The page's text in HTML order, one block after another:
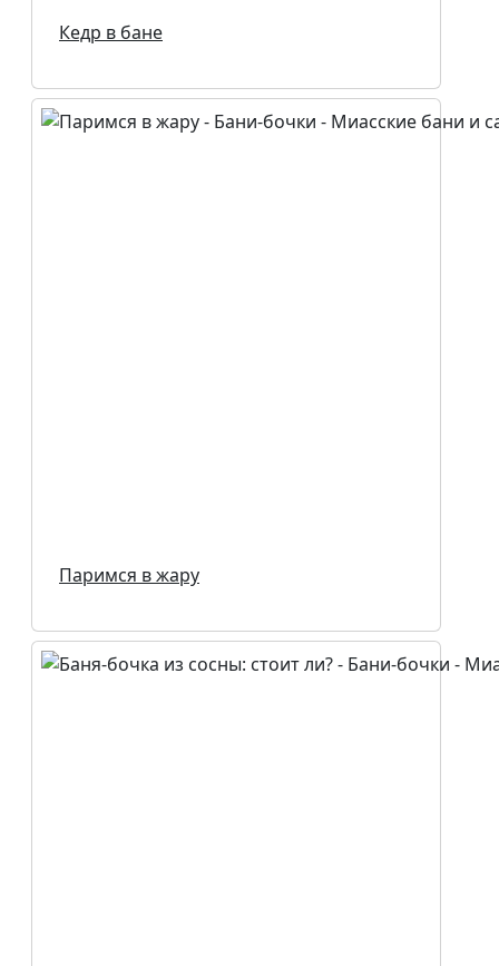
Кедр в бане
Паримся в жару